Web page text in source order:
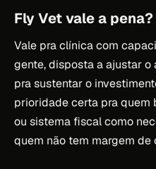
Fly Vet vale a pena?
Vale pra clínica com
gente, disposta a ajustar
pra sustentar o
prioridade certa pra quem
ou sistema fiscal como
quem não tem margem de